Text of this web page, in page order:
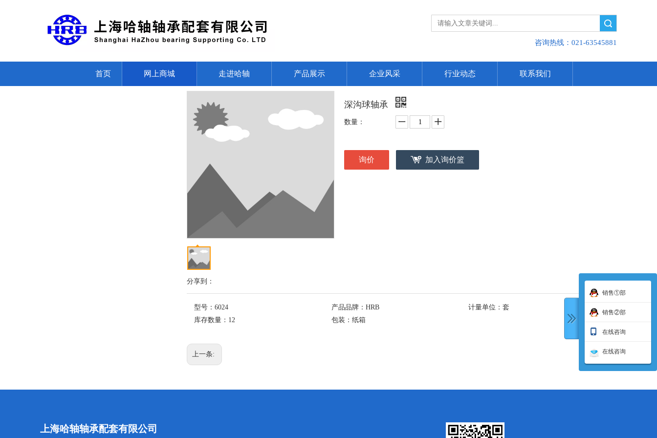
咨询热线：021-63545881
首页 网上商城 走进哈轴 产品展示 企业风采 行业动态 联系我们
分享到：
深沟球轴承
数量：
询价 加入询价篮
型号： 6024 产品品牌： HRB 计量单位： 套
库存数量： 12 包装： 纸箱
上一条: 下一条:
销售①部
销售②部
在线咨询
在线咨询
上海哈轴轴承配套有限公司